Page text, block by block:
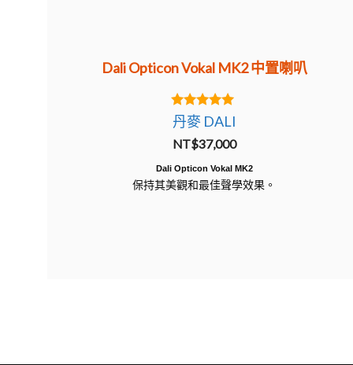
Dali Opticon Vokal MK2 中置喇叭
5.00
out of 5
丹麥 DALI
NT$37,000
Dali Opticon Vokal MK2
保持其美觀和最佳聲學效果。